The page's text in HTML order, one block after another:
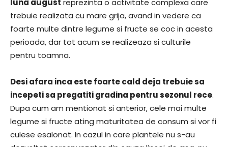
luna august reprezinta o activitate complexa care
trebuie realizata cu mare grija, avand in vedere ca
foarte multe dintre legume si fructe se coc in acesta
perioada, dar tot acum se realizeaza si culturile
pentru toamna.
Desi afara inca este foarte cald deja trebuie sa
incepeti sa pregatiti gradina pentru sezonul rece.
Dupa cum am mentionat si anterior, cele mai multe
legume si fructe ating maturitatea de consum si vor fi
culese esalonat. In cazul in care plantele nu s-au